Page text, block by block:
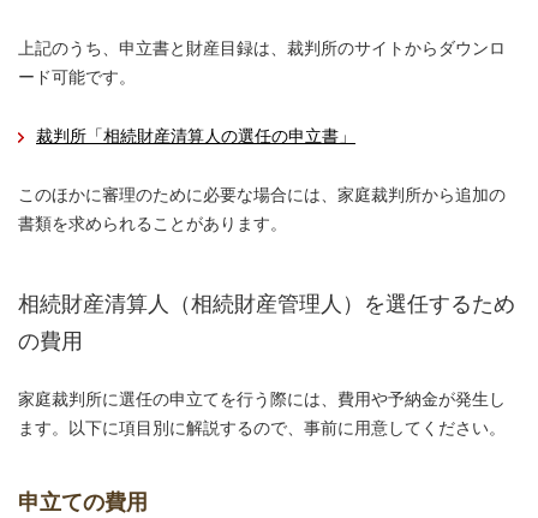
上記のうち、申立書と財産目録は、裁判所のサイトからダウンロ
ード可能です。
裁判所「相続財産清算人の選任の申立書」
このほかに審理のために必要な場合には、家庭裁判所から追加の
書類を求められることがあります。
相続財産清算人（相続財産管理人）を選任するため
の費用
家庭裁判所に選任の申立てを行う際には、費用や予納金が発生し
ます。以下に項目別に解説するので、事前に用意してください。
申立ての費用